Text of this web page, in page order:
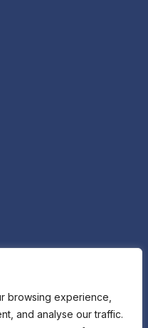
browsing experience,
and analyse our traffic.